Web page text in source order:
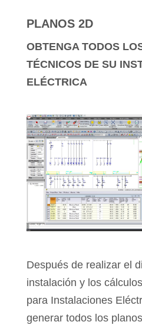
PLANOS 2D
OBTENGA TODOS
TÉCNICOS DE SU
ELÉCTRICA
Después de realizar el
instalación y los
para Instalaciones
generar todos los